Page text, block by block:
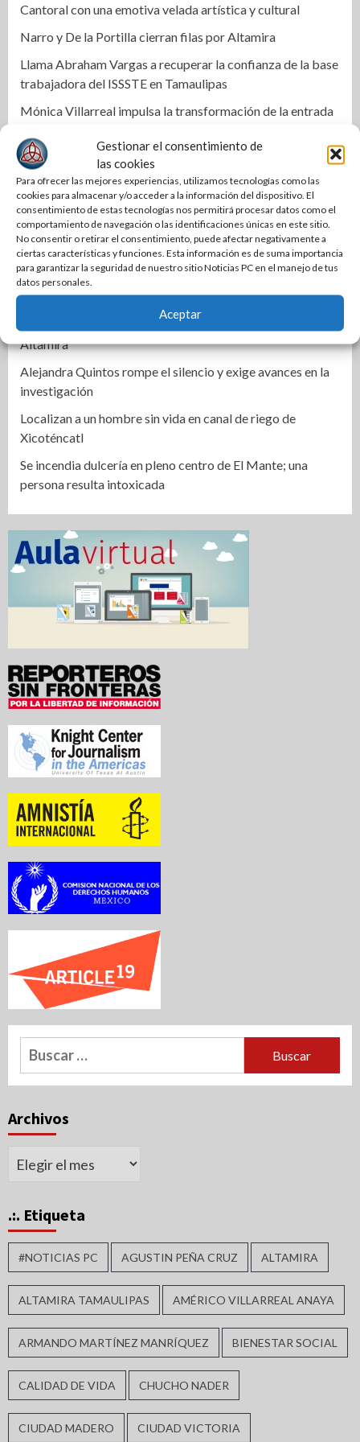
Gestionar el consentimiento de
las cookies
Para ofrecer las mejores experiencias, utilizamos tecnologías como las
cookies para almacenar y/o acceder a la información del dispositivo. El
consentimiento de estas tecnologías nos permitirá procesar datos como el
comportamiento de navegación o las identificaciones únicas en este sitio.
No consentir o retirar el consentimiento, puede afectar negativamente a
ciertas características y funciones. Esta información es de suma importancia
para garantizar la seguridad de nuestro sitio Noticias PC en el manejo de tus
datos personales.
Aceptar
Cantoral con una emotiva velada artística y cultural
Narro y De la Portilla cierran filas por Altamira
Llama Abraham Vargas a recuperar la confianza de la base
trabajadora del ISSSTE en Tamaulipas
Mónica Villarreal impulsa la transformación de la entrada
Activa IMSS protocolos por embarazo de niña de 11 años
en Matamoros
Cabalgata une a los pueblos: Olga Sosa en el 399
aniversario de Palmillas
Alertan por clima extremo en Tamaulipas
Mejora COMAPA Altamira red sanitaria en colonia Lázaro
Cárdenas
Fortalece Armando Martínez infraestructura educativa en
Altamira
Alejandra Quintos rompe el silencio y exige avances en la
investigación
Localizan a un hombre sin vida en canal de riego de
Xicoténcatl
Se incendia dulcería en pleno centro de El Mante; una
persona resulta intoxicada
Buscar:
Archivos
Archivos
.:. Etiqueta
#NOTICIAS PC AGUSTIN PEÑA CRUZ ALTAMIRA
ALTAMIRA TAMAULIPAS AMÉRICO VILLARREAL ANAYA
ARMANDO MARTÍNEZ MANRÍQUEZ BIENESTAR SOCIAL
CALIDAD DE VIDA CHUCHO NADER
CIUDAD MADERO CIUDAD VICTORIA